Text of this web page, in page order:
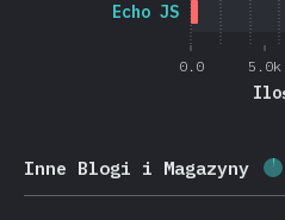
0.0 5.0k
Echo JS
Inne Blogi i Magazyny